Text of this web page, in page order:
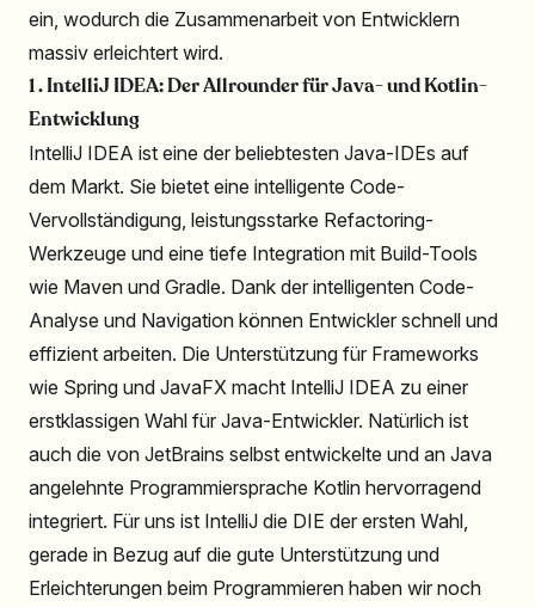
ein, wodurch die Zusammenarbeit von Entwicklern
massiv erleichtert wird.
1 . IntelliJ IDEA: Der Allrounder für Java- und Kotlin-
Entwicklung
IntelliJ IDEA ist eine der beliebtesten Java-IDEs auf
dem Markt. Sie bietet eine intelligente Code-
Vervollständigung, leistungsstarke Refactoring-
Werkzeuge und eine tiefe Integration mit Build-Tools
wie Maven und Gradle. Dank der intelligenten Code-
Analyse und Navigation können Entwickler schnell und
effizient arbeiten. Die Unterstützung für Frameworks
wie Spring und JavaFX macht IntelliJ IDEA zu einer
erstklassigen Wahl für Java-Entwickler. Natürlich ist
auch die von JetBrains selbst entwickelte und an Java
angelehnte Programmiersprache Kotlin hervorragend
integriert. Für uns ist IntelliJ die DIE der ersten Wahl,
gerade in Bezug auf die gute Unterstützung und
Erleichterungen beim Programmieren haben wir noch